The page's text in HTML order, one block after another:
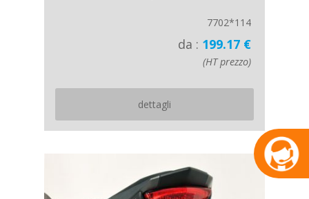
7702*114
da : 199.17 €
(HT prezzo)
dettagli